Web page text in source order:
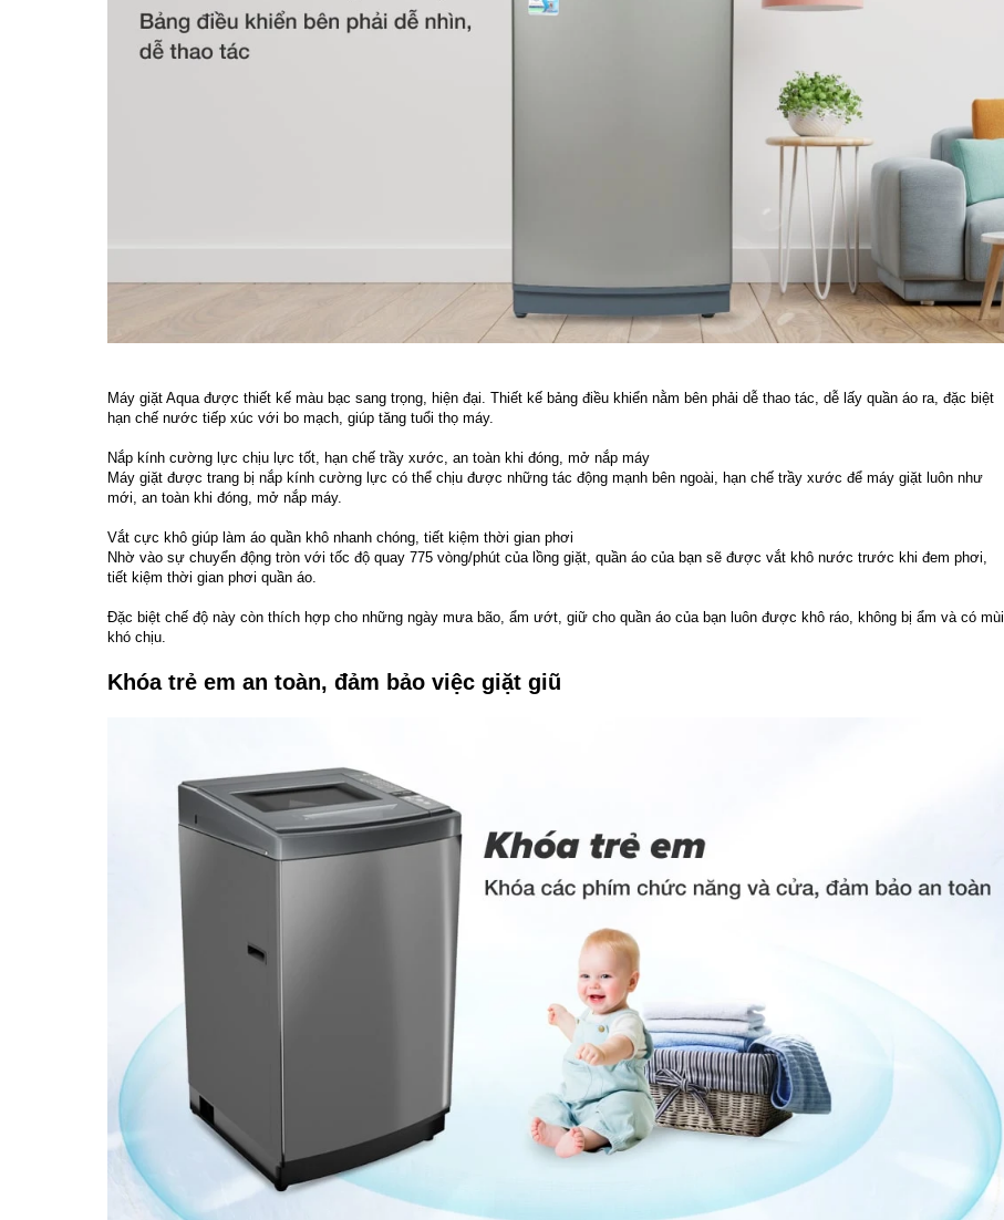
Máy giặt Aqua được thiết kế màu bạc sang trọng, hiện đại. Thiết kế bảng điều khiển nằm bên phải dễ thao tác, dễ lấy quần áo ra, đặc biệt
hạn chế nước tiếp xúc với bo mạch, giúp tăng tuổi thọ máy.
Nắp kính cường lực chịu lực tốt, hạn chế trầy xước, an toàn khi đóng, mở nắp máy
Máy giặt được trang bị nắp kính cường lực có thể chịu được những tác động mạnh bên ngoài, hạn chế trầy xước để máy giặt luôn như
mới, an toàn khi đóng, mở nắp máy.
Vắt cực khô giúp làm áo quần khô nhanh chóng, tiết kiệm thời gian phơi
Nhờ vào sự chuyển động tròn với tốc độ quay 775 vòng/phút của lồng giặt, quần áo của bạn sẽ được vắt khô nước trước khi đem phơi,
tiết kiệm thời gian phơi quần áo.
Đặc biệt chế độ này còn thích hợp cho những ngày mưa bão, ẩm ướt, giữ cho quần áo của bạn luôn được khô ráo, không bị ẩm và có mùi
khó chịu.
Khóa trẻ em an toàn, đảm bảo việc giặt giũ